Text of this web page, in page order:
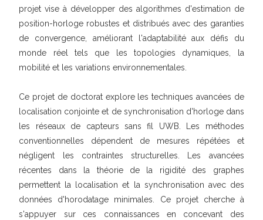
projet vise à développer des algorithmes d'estimation de
position-horloge robustes et distribués avec des garanties
de convergence, améliorant l'adaptabilité aux défis du
monde réel tels que les topologies dynamiques, la
mobilité et les variations environnementales.
Ce projet de doctorat explore les techniques avancées de
localisation conjointe et de synchronisation d'horloge dans
les réseaux de capteurs sans fil UWB. Les méthodes
conventionnelles dépendent de mesures répétées et
négligent les contraintes structurelles. Les avancées
récentes dans la théorie de la rigidité des graphes
permettent la localisation et la synchronisation avec des
données d'horodatage minimales. Ce projet cherche à
s'appuyer sur ces connaissances en concevant des